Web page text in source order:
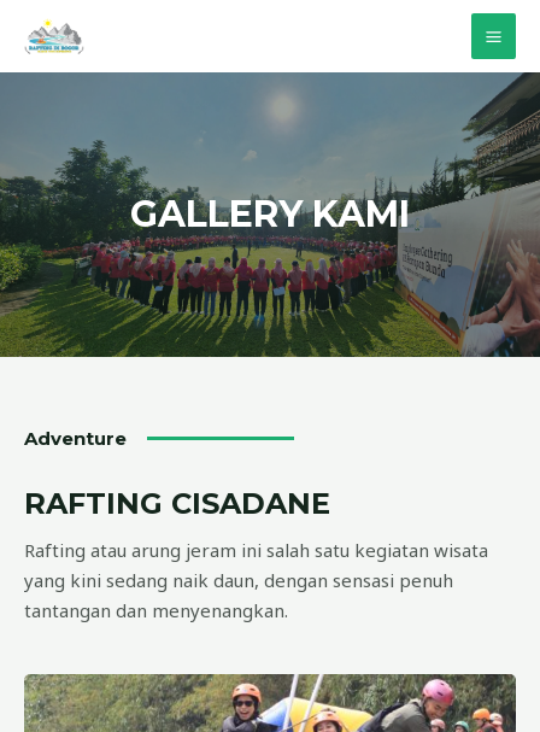
GALLERY KAMI
Adventure
RAFTING CISADANE
Rafting atau arung jeram ini salah satu kegiatan wisata
yang kini sedang naik daun, dengan sensasi penuh
tantangan dan menyenangkan.